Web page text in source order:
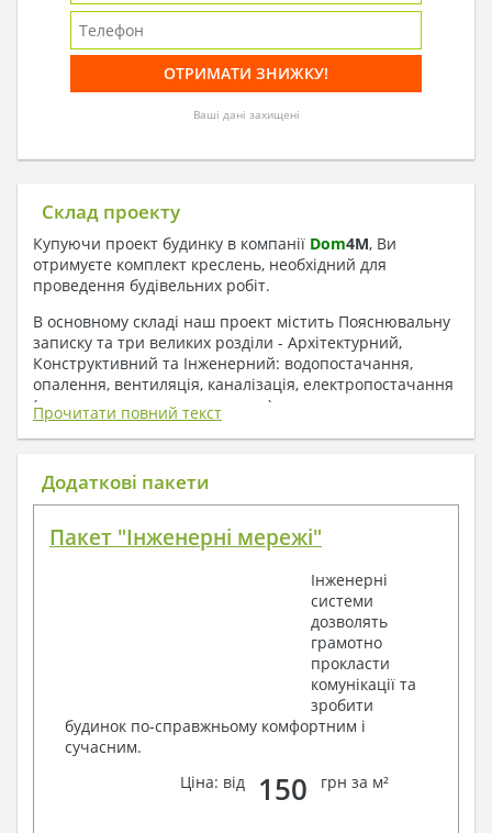
Ваші дані захищені
Склад проекту
Купуючи проект будинку в компанії Dom4M, Ви
отримуєте комплект креслень, необхідний для
проведення будівельних робіт.
В основному складі наш проект містить Пояснювальну
записку та три великих розділи - Архітектурний,
Конструктивний та Інженерний: водопостачання,
опалення, вентиляція, каналізація, електропостачання
( купується за додаткову плату ).
1. До складу Архітектурного розділу
входять:
План покрівлі
Фасади з даними зовнішніх оздоблень
Елементи прорізів – специфікація
Дані перемичок – перетин та специфікація
Обсяги основних будівельних матеріалів
Архітектурні вузли в конструкціях
2. До складу Конструктивного розділу
входять:
Загальні дані по проекту
Прочитати повний текст
Додаткові пакети
Пакет "Інженерні мережі"
Інженерні
системи
дозволять
грамотно
прокласти
комунікації та
зробити
будинок по-справжньому комфортним і
сучасним.
Ціна: від
150 грн за м²